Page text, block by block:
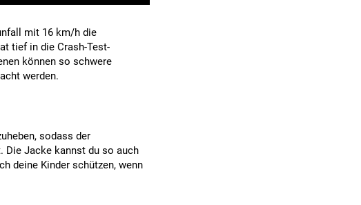
mit 16 km/h die
tief in die Crash-Test-
können so schwere
werden.
sodass der
Die Jacke kannst du so auch
deine Kinder schützen, wenn